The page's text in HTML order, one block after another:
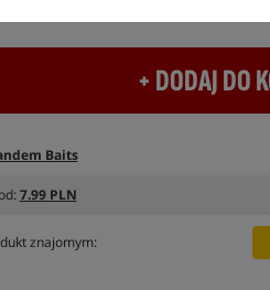
+ DODAJ DO
Baits
7.99 PLN
znajomym: